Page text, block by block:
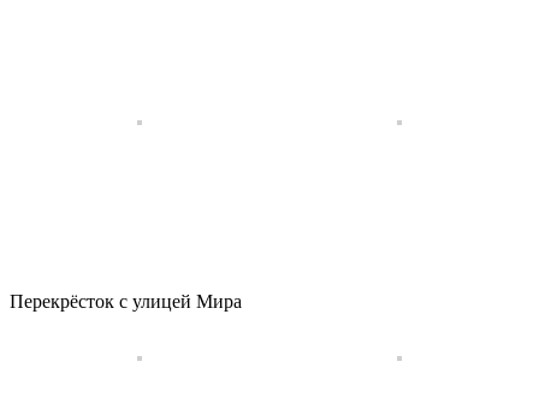
Перекрёсток с улицей Мира